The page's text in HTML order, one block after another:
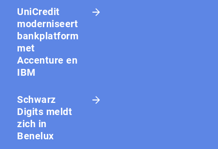
UniCredit
moderniseert
bankplatform
met
Accenture en
IBM
Schwarz
Digits meldt
zich in
Benelux